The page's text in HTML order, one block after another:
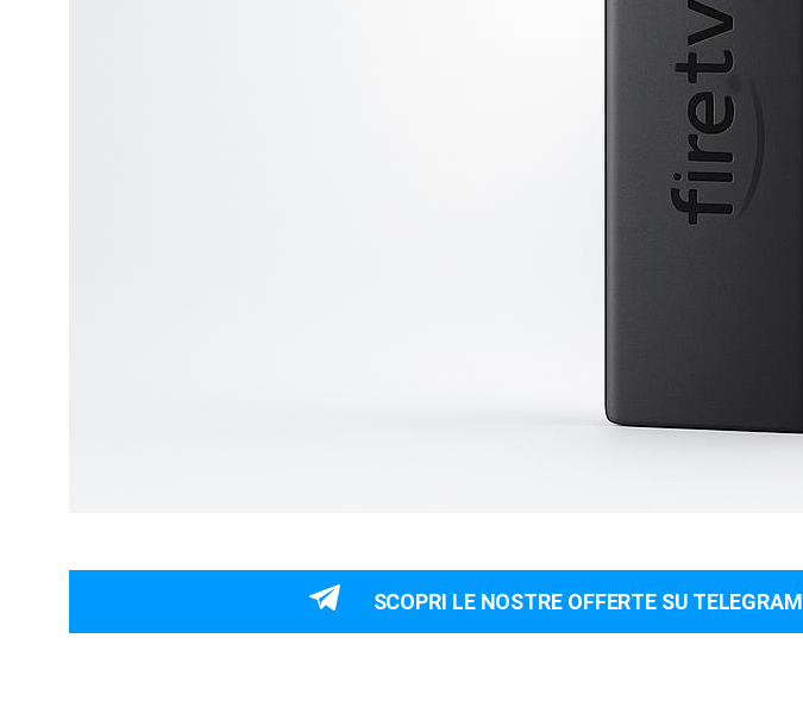
SCOPRI LE NOSTRE OFFERTE SU TELEGRAM